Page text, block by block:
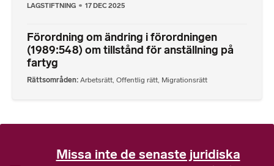
LAGSTIFTNING 17 DEC 2025
Förordning om ändring i förordningen
(1989:548) om tillstånd för anställning på
fartyg
Rättsområden Arbetsrätt, Offentlig rätt, Migrationsrätt
Missa inte de senaste juridiska